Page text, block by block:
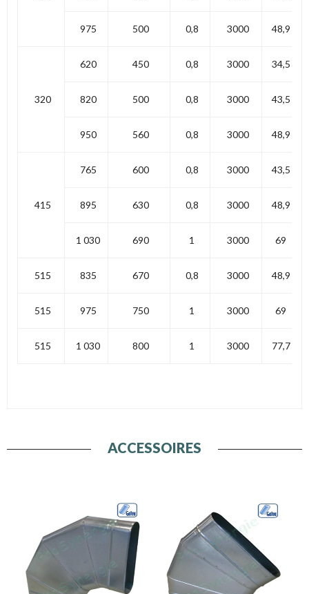
975 500 0,8 3000 48,9
320
620 450 0,8 3000 34,5
820 500 0,8 3000 43,5
950 560 0,8 3000 48,9
415
765 600 0,8 3000 43,5
895 630 0,8 3000 48,9
1 030 690 1 3000 69
515 835 670 0,8 3000 48,9
515 975 750 1 3000 69
515 1 030 800 1 3000 77,7
ACCESSOIRES